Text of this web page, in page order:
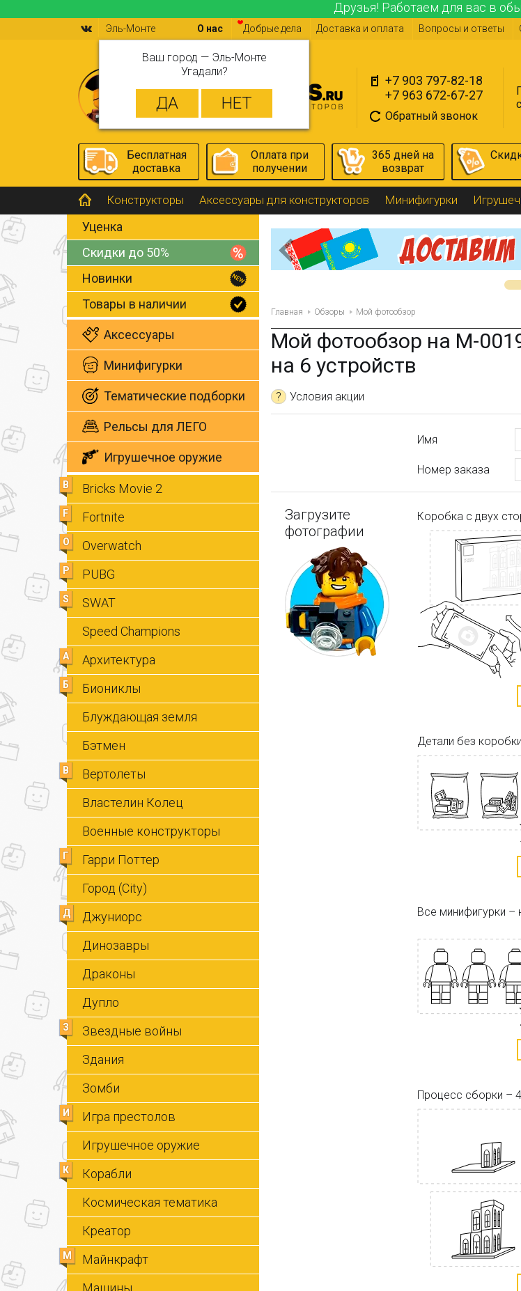
Друзья! Работаем для вас в
Эль-Монте
Ваш город — Эль-Монте
Угадали?
О нас Добрые дела Доставка и оплата Вопросы и ответы
+7 903 797-82-18
+7 963 672-67-27
Обратный звонок
Бесплатная
доставка
Оплата при
получении
365 дней на
возврат
Конструкторы Аксессуары для конструкторов Минифигурки
Уценка
Скидки до 50%
Новинки
Товары в наличии
Аксессуары
Минифигурки
Тематические подборки
Рельсы для ЛЕГО
Игрушечное оружие
B Bricks Movie 2
F Fortnite
O Overwatch
P PUBG
S
SWAT
Speed Champions
А Архитектура
Б
Биониклы
Блуждающая земля
Бэтмен
В
Вертолеты
Властелин Колец
Военные конструкторы
Г
Гарри Поттер
Город (City)
Д
Джуниорс
Динозавры
Драконы
Дупло
З
Звездные войны
Здания
Зомби
И
Игра престолов
Игрушечное оружие
К
Корабли
Космическая тематика
Креатор
М
Майнкрафт
Машины
Главная Обзоры Мой фотообзор
Мой фотообзор на M-
на 6 устройств
? Условия акции
Имя
Номер заказа
Загрузите
фотографии
Коробка с двух
Детали без
Все минифигурки
Процесс сборки –